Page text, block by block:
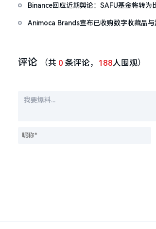
Binance回应近期舆论：SAFU基金将转为
Animoca Brands宣布已收购数字收藏品
评论 （共 0 条评论， 188人围观）